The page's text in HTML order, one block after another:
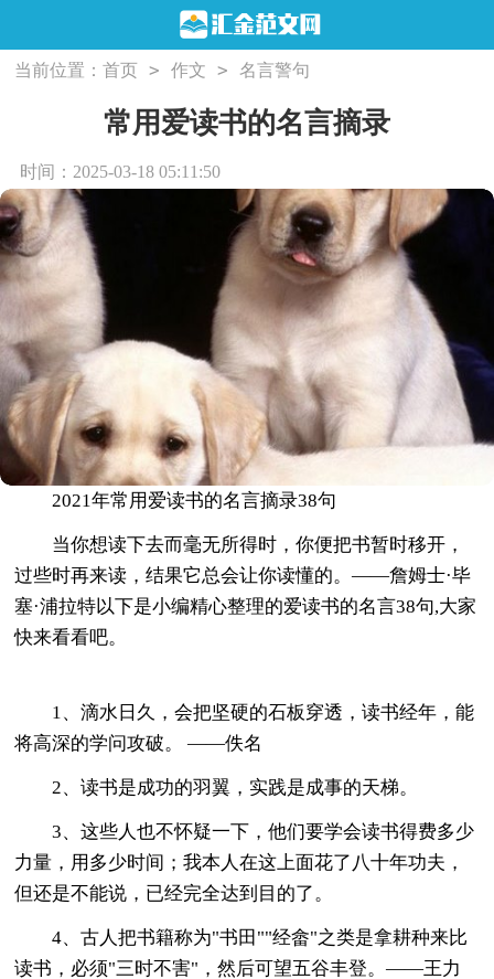
当前位置：首页 > 作文 > 名言警句
常用爱读书的名言摘录
时间：2025-03-18 05:11:50
2021年常用爱读书的名言摘录38句
当你想读下去而毫无所得时，你便把书暂时移开，
过些时再来读，结果它总会让你读懂的。——詹姆士·毕
塞·浦拉特以下是小编精心整理的爱读书的名言38句,大家
快来看看吧。
1、滴水日久，会把坚硬的石板穿透，读书经年，能
将高深的学问攻破。 ——佚名
2、读书是成功的羽翼，实践是成事的天梯。
3、这些人也不怀疑一下，他们要学会读书得费多少
力量，用多少时间；我本人在这上面花了八十年功夫，
但还是不能说，已经完全达到目的了。
4、古人把书籍称为"书田""经畲"之类是拿耕种来比
读书，必须"三时不害"，然后可望五谷丰登。——王力